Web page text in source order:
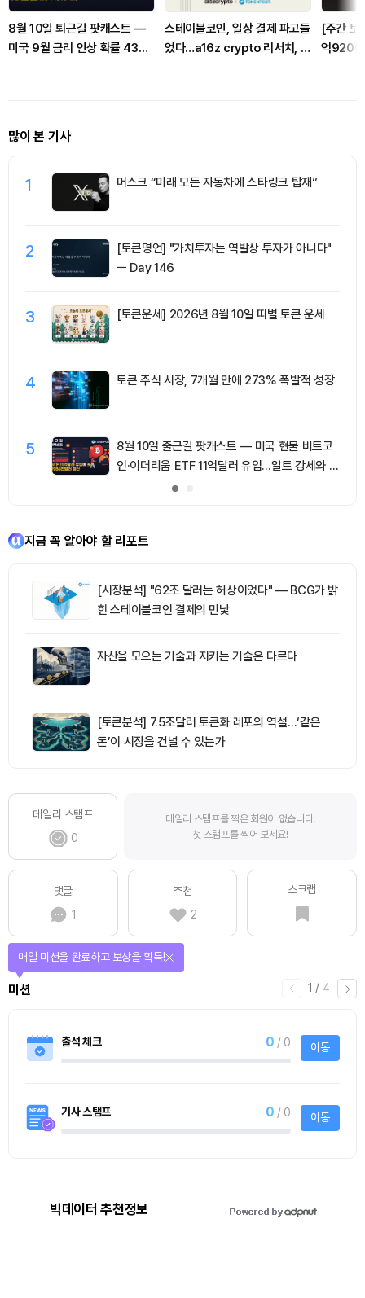
8월 10일 퇴근길 팟캐스트 —
미국 9월 금리 인상 확률 43%
스테이블코인, 일상 결제 파고들
었다…a16z crypto 리서치, 월
[주간 토
억9200
많이 본 기사
1 머스크 “미래 모든 자동차에 스타링크 탑재”
2
[토큰명언] "가치투자는 역발상 투자가 아니다"
ㅡ Day 146
3 [토큰운세] 2026년 8월 10일 띠별 토큰 운세
4 토큰 주식 시장, 7개월 만에 273% 폭발적 성장
5
8월 10일 출근길 팟캐스트 — 미국 현물 비트코
인·이더리움 ETF 11억달러 유입…알트 강세와 숏
지금 꼭 알아야 할 리포트
[시장분석] "62조 달러는 허상이었다" — BCG가 밝
힌 스테이블코인 결제의 민낯
자산을 모으는 기술과 지키는 기술은 다르다
[토큰분석] 7.5조달러 토큰화 레포의 역설…‘같은
돈’이 시장을 건널 수 있는가
데일리 스탬프
0
데일리 스탬프를 찍은 회원이 없습니다.
첫 스탬프를 찍어 보세요!
댓글
1
추천
2
스크랩
1 / 4
미션
매일 미션을 완료하고 보상을 획득!
출석 체크 0 / 0 이동
기사 스탬프 0 / 0 이동
빅데이터 추천정보